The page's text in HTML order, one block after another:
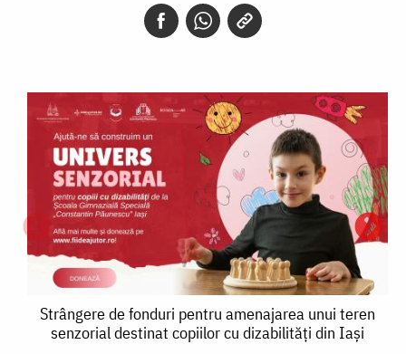
Strângere
Strângere de fonduri pentru amenajarea unui teren
senzorial destinat copiilor cu dizabilități din Iași